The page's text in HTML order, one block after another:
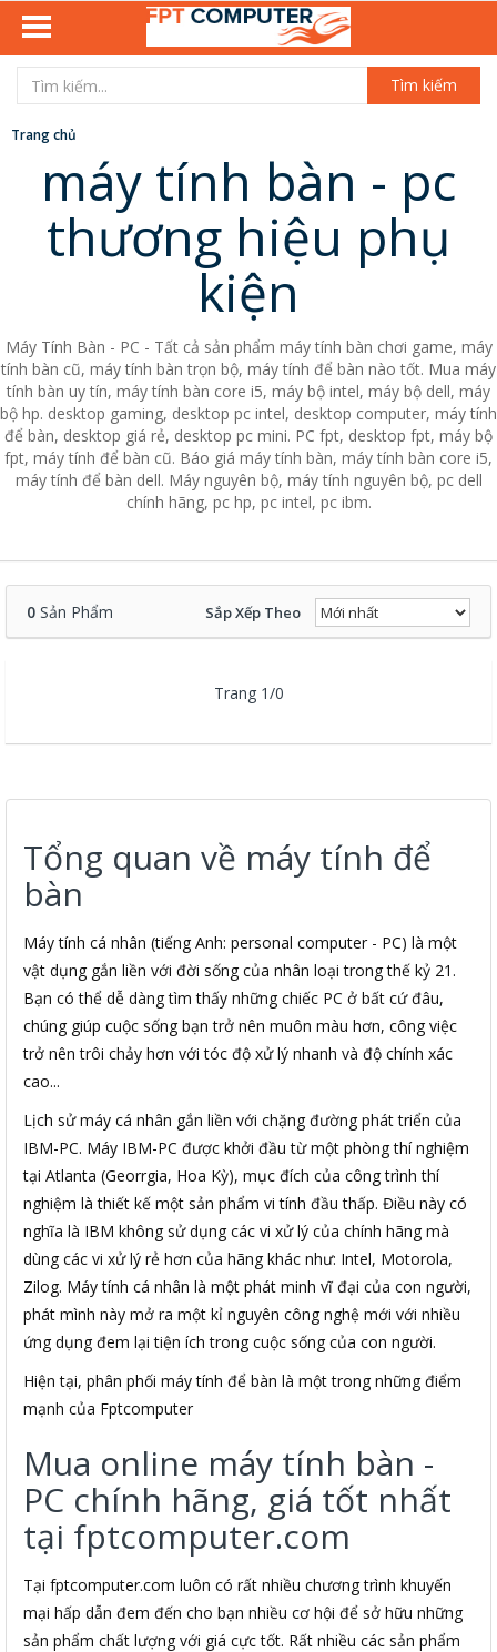
Tìm kiếm
Trang chủ
máy tính bàn - pc
thương hiệu phụ
kiện
Máy Tính Bàn - PC - Tất cả sản phẩm máy tính bàn chơi game, máy
tính bàn cũ, máy tính bàn trọn bộ, máy tính để bàn nào tốt. Mua máy
tính bàn uy tín, máy tính bàn core i5, máy bộ intel, máy bộ dell, máy
bộ hp. desktop gaming, desktop pc intel, desktop computer, máy tính
để bàn, desktop giá rẻ, desktop pc mini. PC fpt, desktop fpt, máy bộ
fpt, máy tính để bàn cũ. Báo giá máy tính bàn, máy tính bàn core i5,
máy tính để bàn dell. Máy nguyên bộ, máy tính nguyên bộ, pc dell
chính hãng, pc hp, pc intel, pc ibm.
0 Sản Phẩm Sắp Xếp Theo
Trang 1/0
Tổng quan về máy tính để
bàn
Máy tính cá nhân (tiếng Anh: personal computer - PC) là một
vật dụng gắn liền với đời sống của nhân loại trong thế kỷ 21.
Bạn có thể dễ dàng tìm thấy những chiếc PC ở bất cứ đâu,
chúng giúp cuộc sống bạn trở nên muôn màu hơn, công việc
trở nên trôi chảy hơn với tóc độ xử lý nhanh và độ chính xác
cao...
Lịch sử máy cá nhân gắn liền với chặng đường phát triển của
IBM-PC. Máy IBM-PC được khởi đầu từ một phòng thí nghiệm
tại Atlanta (Georrgia, Hoa Kỳ), mục đích của công trình thí
nghiệm là thiết kế một sản phẩm vi tính đầu thấp. Điều này có
nghĩa là IBM không sử dụng các vi xử lý của chính hãng mà
dùng các vi xử lý rẻ hơn của hãng khác như: Intel, Motorola,
Zilog. Máy tính cá nhân là một phát minh vĩ đại của con người,
phát mình này mở ra một kỉ nguyên công nghệ mới với nhiều
ứng dụng đem lại tiện ích trong cuộc sống của con người.
Hiện tại, phân phối máy tính để bàn là một trong những điểm
mạnh của Fptcomputer
Mua online máy tính bàn -
PC chính hãng, giá tốt nhất
tại fptcomputer.com
Tại fptcomputer.com luôn có rất nhiều chương trình khuyến
mại hấp dẫn đem đến cho bạn nhiều cơ hội để sở hữu những
sản phẩm chất lượng với giá cực tốt. Rất nhiều các sản phẩm